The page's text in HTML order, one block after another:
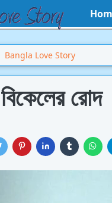
Bangla Love Story